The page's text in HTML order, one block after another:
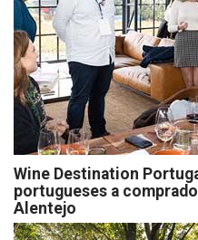
Wine Destination
portugueses a
Alentejo